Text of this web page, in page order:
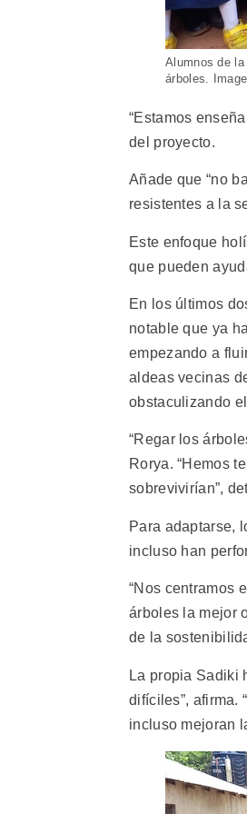
Alumnos de
árboles.
“Estamos
del proyecto.
Añade que “no
resistentes a la
Este enfoque
que pueden
En los últimos
notable que ya
empezando a
aldeas vecinas
obstaculizando
“Regar los
Rorya. “Hemos
sobrevivirían”,
Para adaptarse,
incluso han
“Nos centramos
árboles la mejor
de la
La propia Sadiki
difíciles”, afirma.
incluso mejoran